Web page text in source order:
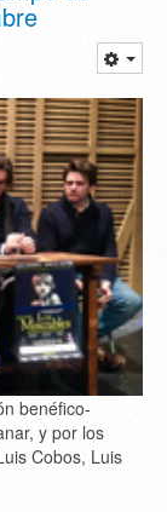
benéfico-
y por los
Cobos, Luis